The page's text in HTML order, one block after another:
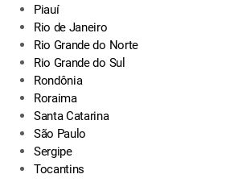
Piauí
Rio de Janeiro
Rio Grande do Norte
Rio Grande do Sul
Rondônia
Roraima
Santa Catarina
São Paulo
Sergipe
Tocantins